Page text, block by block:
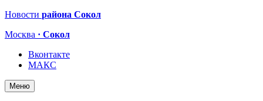
Новости района Сокол
Москва · Сокол
Вконтакте
МАКС
Меню